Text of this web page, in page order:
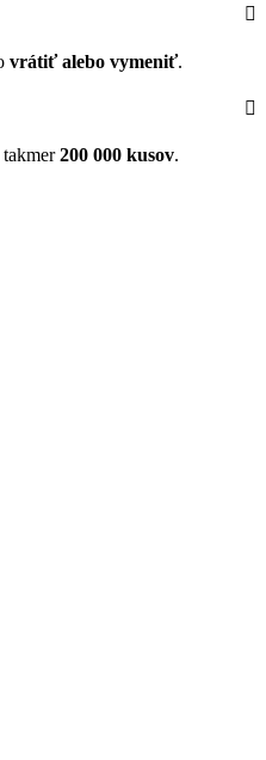
vrátiť alebo vymeniť.
takmer200 000 kusov.